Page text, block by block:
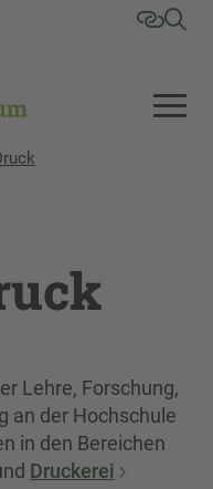
Lehre, Forschung,
an der Hochschule
in den Bereichen
Druckerei